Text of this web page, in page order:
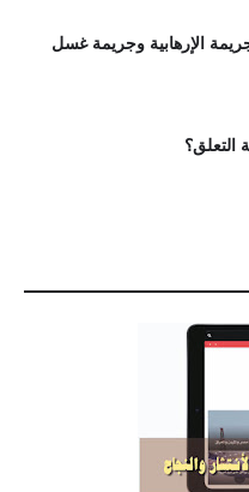
الإرهابية وجريمة غسل
التعلق؟